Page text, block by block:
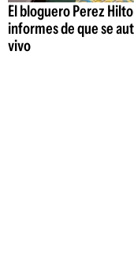
El bloguero Perez
informes de que se
vivo